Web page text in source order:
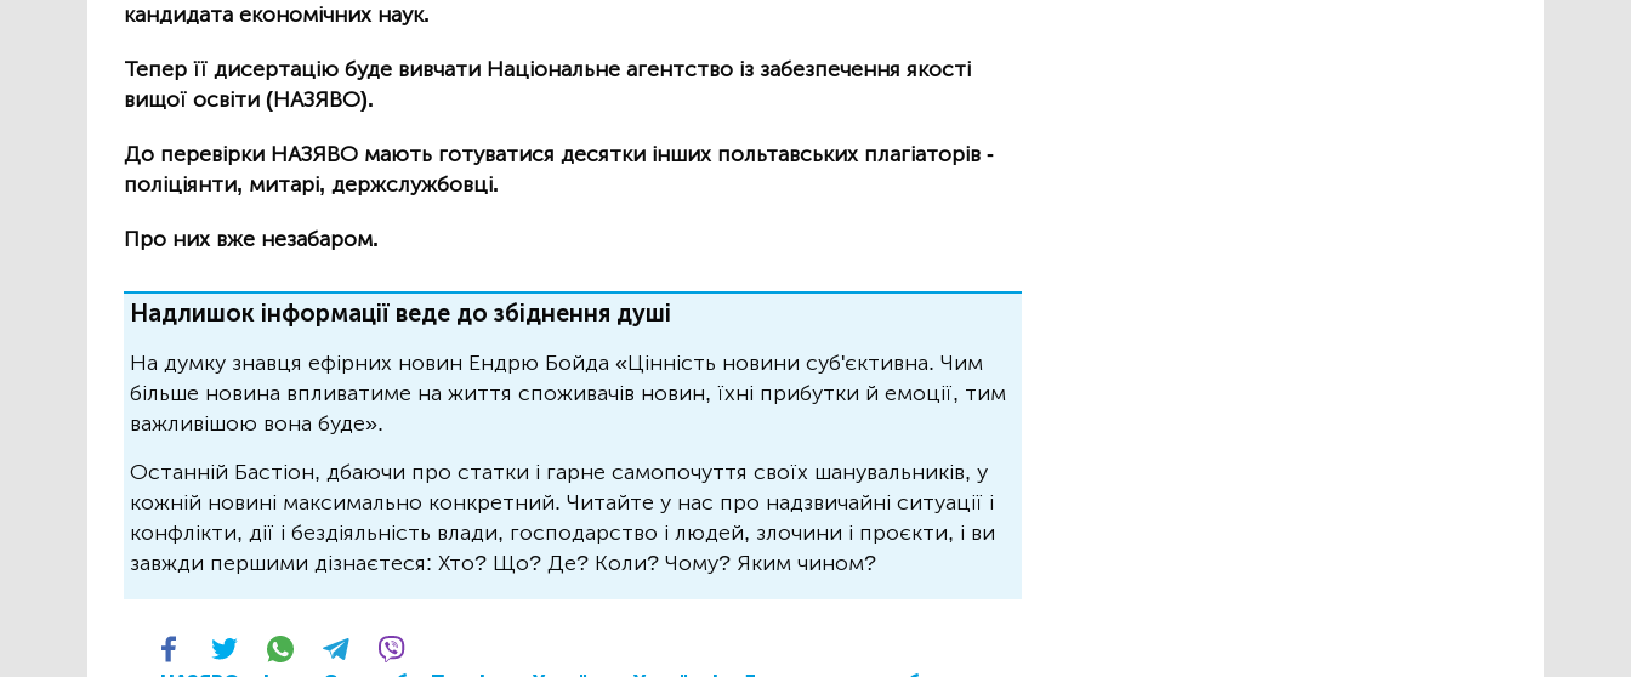
кандидата економічних наук.
Тепер її дисертацію буде вивчати Національне агентство із забезпечення якості
вищої освіти (НАЗЯВО).
До перевірки НАЗЯВО мають готуватися десятки інших польтавських плагіаторів -
поліціянти, митарі, держслужбовці.
Про них вже незабаром.
Надлишок інформації веде до збіднення душі
На думку знавця ефірних новин Ендрю Бойда «Цінність новини суб'єктивна. Чим
більше новина впливатиме на життя споживачів новин, їхні прибутки й емоції, тим
важливішою вона буде».
Останній Бастіон, дбаючи про статки і гарне самопочуття своїх шанувальників, у
кожній новині максимально конкретний. Читайте у нас про надзвичайні ситуації і
конфлікти, дії і бездіяльність влади, господарство і людей, злочини і проєкти, і ви
завжди першими дізнаєтеся: Хто? Що? Де? Коли? Чому? Яким чином?